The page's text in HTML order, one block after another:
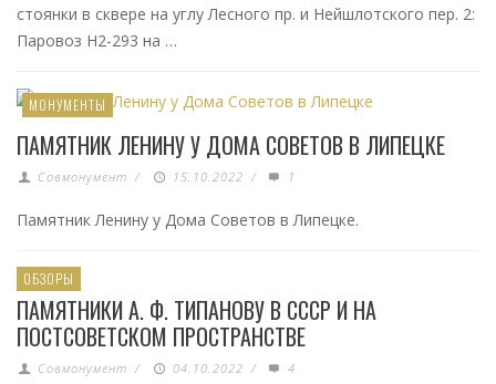
стоянки в сквере на углу Лесного пр. и Нейшлотского пер. 2:
Паровоз H2-293 на …
МОНУМЕНТЫ
ПАМЯТНИК ЛЕНИНУ У ДОМА СОВЕТОВ В ЛИПЕЦКЕ
Совмонумент / 15.10.2022 / 1
Памятник Ленину у Дома Советов в Липецке.
ОБЗОРЫ
ПАМЯТНИКИ А. Ф. ТИПАНОВУ В СССР И НА
ПОСТСОВЕТСКОМ ПРОСТРАНСТВЕ
Совмонумент / 04.10.2022 / 4